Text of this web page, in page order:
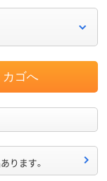
カゴへ
ります。